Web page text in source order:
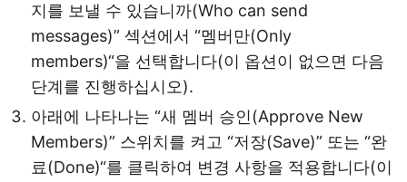
지를 보낼 수 있습니까(Who can send
messages)” 섹션에서 “멤버만(Only
members)“을 선택합니다(이 옵션이 없으면 다음
단계를 진행하십시오).
아래에 나타나는 “새 멤버 승인(Approve New
Members)” 스위치를 켜고 “저장(Save)” 또는 “완
료(Done)“를 클릭하여 변경 사항을 적용합니다(이